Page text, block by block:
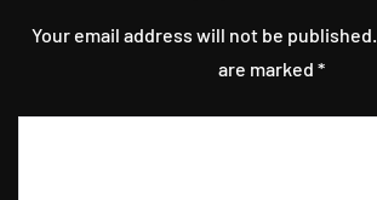
Your email address will not be published.
are marked *